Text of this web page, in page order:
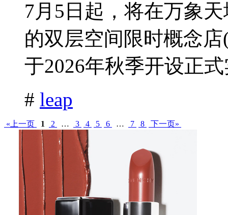
7月5日起，将在万象
的双层空间限时概念
于2026年秋季开设正
# leap
«上一页 1 2 … 3 4 5 6 … 7 8 下一页»